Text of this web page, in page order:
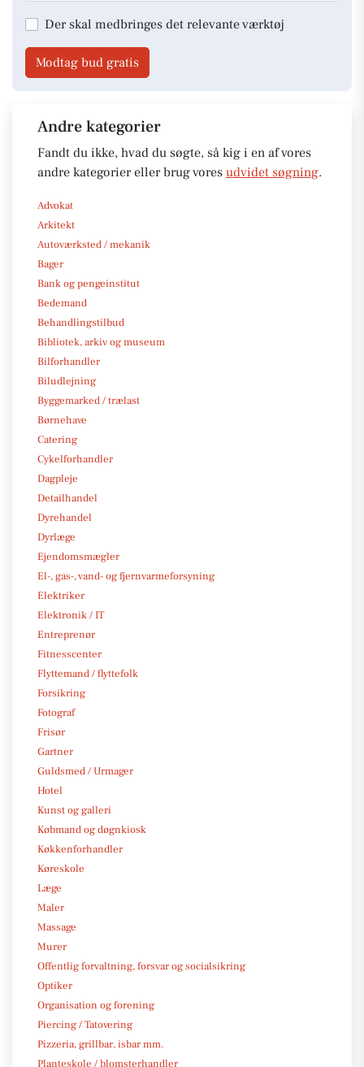
Der skal medbringes det relevante værktøj
Modtag bud gratis
Andre kategorier
Fandt du ikke, hvad du søgte, så kig i en af vores
andre kategorier eller brug vores udvidet søgning.
Advokat
Arkitekt
Autoværksted / mekanik
Bager
Bank og pengeinstitut
Bedemand
Behandlingstilbud
Bibliotek, arkiv og museum
Bilforhandler
Biludlejning
Byggemarked / trælast
Børnehave
Catering
Cykelforhandler
Dagpleje
Detailhandel
Dyrehandel
Dyrlæge
Ejendomsmægler
El-, gas-, vand- og fjernvarmeforsyning
Elektriker
Elektronik / IT
Entreprenør
Fitnesscenter
Flyttemand / flyttefolk
Forsikring
Fotograf
Frisør
Gartner
Guldsmed / Urmager
Hotel
Kunst og galleri
Købmand og døgnkiosk
Køkkenforhandler
Køreskole
Læge
Maler
Massage
Murer
Offentlig forvaltning, forsvar og socialsikring
Optiker
Organisation og forening
Piercing / Tatovering
Pizzeria, grillbar, isbar mm.
Planteskole / blomsterhandler